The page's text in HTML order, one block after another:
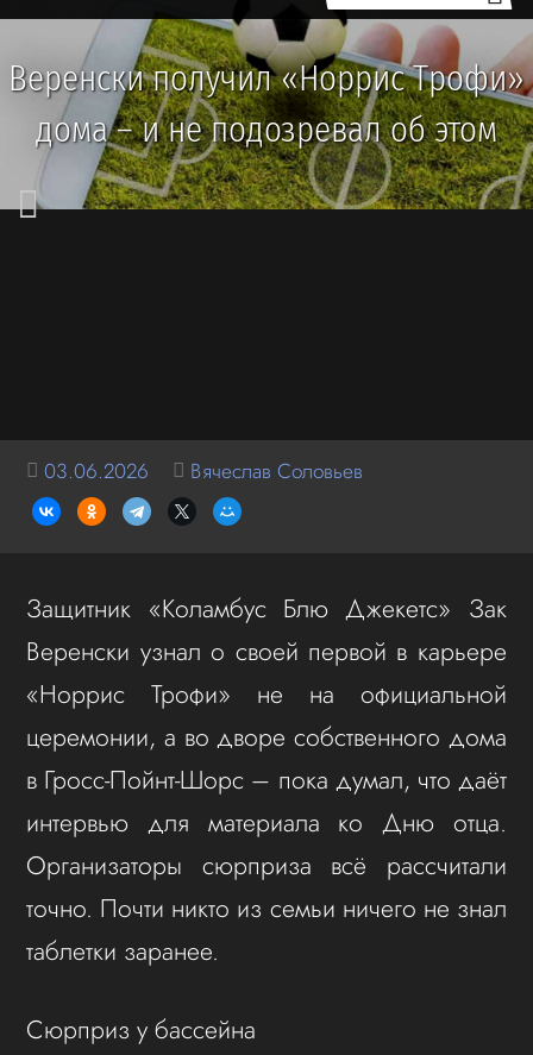
Веренски получил «Норрис Трофи»
дома – и не подозревал об этом
03.06.2026 Вячеслав Соловьев
Защитник «Коламбус Блю Джекетс» Зак
Веренски узнал о своей первой в карьере
«Норрис Трофи» не на официальной
церемонии, а во дворе собственного дома
в Гросс-Пойнт-Шорс – пока думал, что даёт
интервью для материала ко Дню отца.
Организаторы сюрприза всё рассчитали
точно. Почти никто из семьи ничего не знал
таблетки заранее.
Сюрприз у бассейна